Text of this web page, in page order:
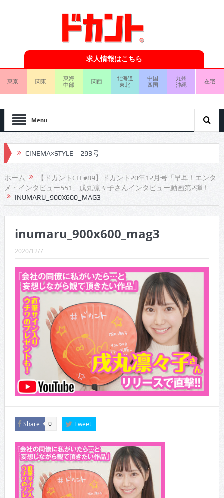
求人情報はこちら
東京 関東
東海
中部
関西
北海道
東北
中国
四国
九州
沖縄
在宅
Menu
CINEMA×STYLE 293号
CINEMA×STYLE 292号
CINEMA×STYLE 291号
CINEMA×STYLE 290号
CINEMA×STYLE 289号
CINEMA×STYLE 288号
CINEMA×STYLE 287号
CINEMA×STYLE 286号
CINEMA×STYLE 285号
CINEMA×STYLE 294号
ホーム
【ドカントCH.#89】ドカント20年12月号「早耳！エンタ
メ・インタビュー551」戌丸凛々子さんインタビュー動画第2弾！
INUMARU_900X600_MAG3
inumaru_900x600_mag3
2020/12/7
Share 0 Tweet